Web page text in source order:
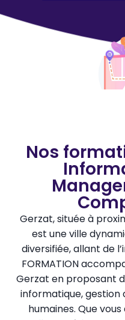
Nos
Gerzat, située à
est une ville
diversifiée, allant de
FORMATION
Gerzat en proposant
informatique, gestion
humaines. Que